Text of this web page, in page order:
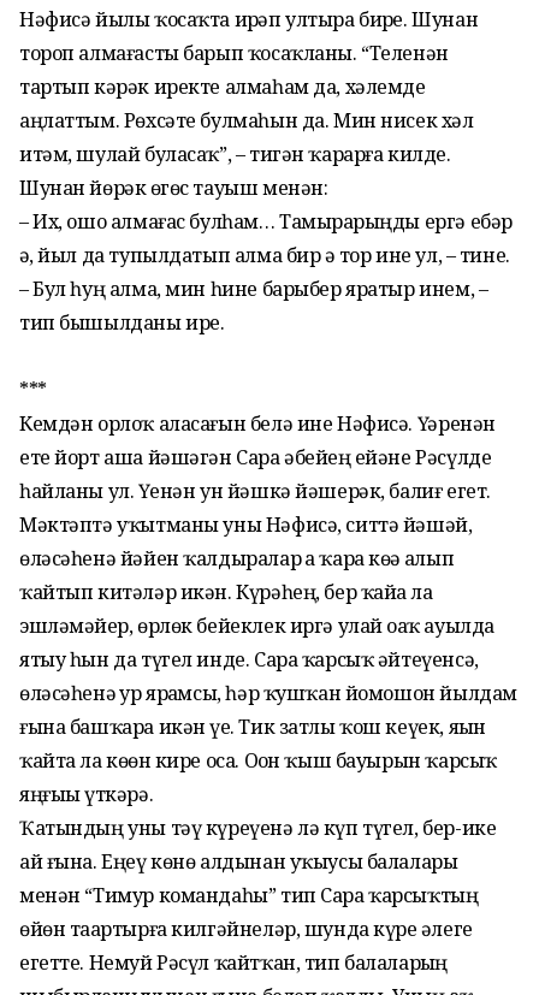
Нәфисә йылы ҡосаҡта иҙрәп ултыра бирҙе. Шунан
тороп алмағасты барып ҡосаҡланы. “Теленән
тартып кәрәк иректе алмаһам да, хәлемде
аңлаттым. Рөхсәте булмаһын да. Мин нисек хәл
итәм, шулай буласаҡ”, – тигән ҡарарға килде.
Шунан йөрәк өҙгөс тауыш менән:
– Их, ошо алмағас булһам… Тамырҙарыңды ергә ебәр
ҙә, йыл да тупылдатып алма бир ҙә тор ине ул, – тине.
– Бул һуң алма, мин һине барыбер яратыр инем, –
тип бышылданы ире.
***
Кемдән орлоҡ аласағын белә ине Нәфисә. Үҙҙәренән
ете йорт аша йәшәгән Сара әбейҙең ейәне Рәсүлде
һайланы ул. Үҙенән ун йәшкә йәшерәк, балиғ егет.
Мәктәптә уҡытманы уны Нәфисә, ситтә йәшәй,
өләсәһенә йәйен ҡалдыралар ҙа ҡара көҙҙә алып
ҡайтып китәләр икән. Күрәһең, бер ҡайҙа ла
эшләмәйҙер, өрлөк бейеклек иргә улай оҙаҡ ауылда
ятыу һын да түгел инде. Сара ҡарсыҡ әйтеүенсә,
өләсәһенә ҙур ярҙамсы, һәр ҡушҡан йомошон йылдам
ғына башҡара икән үҙе. Тик затлы ҡош кеүек, яҙын
ҡайта ла көҙөн кире оса. Оҙон ҡыш бауырын ҡарсыҡ
яңғыҙы үткәрә.
Ҡатындың уны тәү күреүенә лә күп түгел, бер-ике
ай ғына. Еңеү көнө алдынан уҡыусы балалары
менән “Тимур командаһы” тип Сара ҡарсыҡтың
өйөн таҙартырға килгәйнеләр, шунда күрҙе әлеге
егетте. Немуй Рәсүл ҡайтҡан, тип балаларҙың